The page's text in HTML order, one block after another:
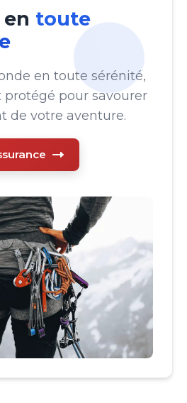
toute
en toute sérénité,
protégé pour savourer
de votre aventure.